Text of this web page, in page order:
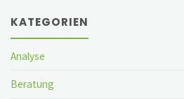
KATEGORIEN
Analyse
Beratung